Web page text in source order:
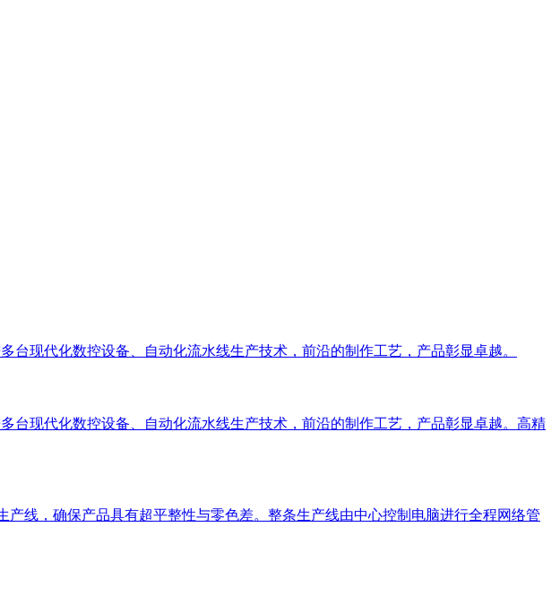
现代化数控设备、自动化流水线生产技术，前沿的制作工艺，产品彰显卓越。
现代化数控设备、自动化流水线生产技术，前沿的制作工艺，产品彰显卓越。高精
线，确保产品具有超平整性与零色差。整条生产线由中心控制电脑进行全程网络管